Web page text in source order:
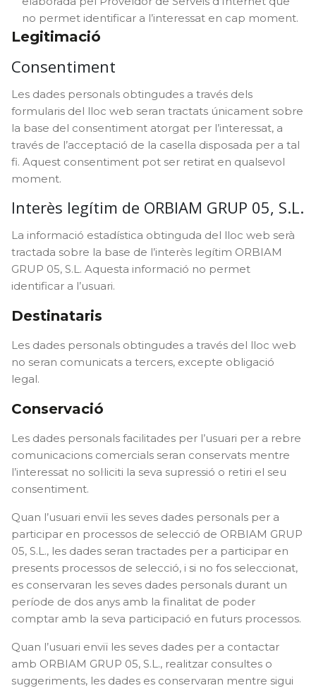
no permet identificar a l’interessat en cap moment.
Legitimació
Consentiment
Les dades personals obtingudes a través dels
formularis del lloc web seran tractats únicament sobre
la base del consentiment atorgat per l’interessat, a
través de l’acceptació de la casella disposada per a tal
fi. Aquest consentiment pot ser retirat en qualsevol
moment.
Interès legítim de ORBIAM GRUP 05, S.L.
La informació estadística obtinguda del lloc web serà
tractada sobre la base de l’interès legítim ORBIAM
GRUP 05, S.L. Aquesta informació no permet
identificar a l’usuari.
Destinataris
Les dades personals obtingudes a través del lloc web
no seran comunicats a tercers, excepte obligació
legal.
Conservació
Les dades personals facilitades per l’usuari per a rebre
comunicacions comercials seran conservats mentre
l’interessat no sol·liciti la seva supressió o retiri el seu
consentiment.
Quan l’usuari enviï les seves dades personals per a
participar en processos de selecció de ORBIAM GRUP
05, S.L., les dades seran tractades per a participar en
presents processos de selecció, i si no fos seleccionat,
es conservaran les seves dades personals durant un
període de dos anys amb la finalitat de poder
comptar amb la seva participació en futurs processos.
Quan l’usuari enviï les seves dades per a contactar
amb ORBIAM GRUP 05, S.L., realitzar consultes o
suggeriments, les dades es conservaran mentre sigui